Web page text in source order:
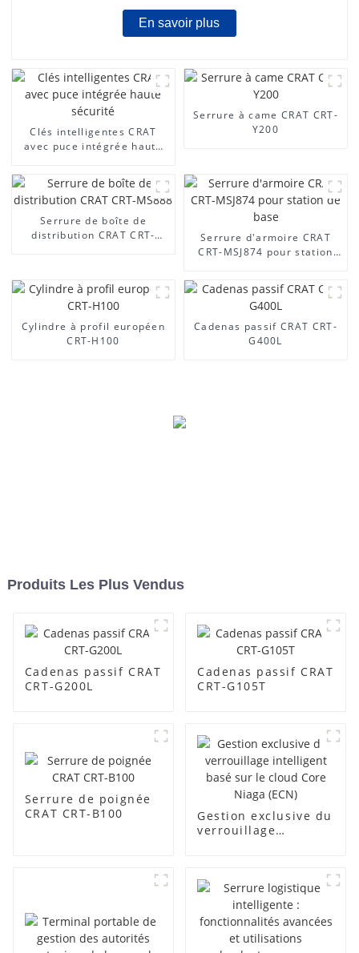
En savoir plus
Clés intelligentes CRAT
avec puce intégrée haute
Serrure à came CRAT CRT-
Y200
Serrure de boîte de
distribution CRAT CRT-
Serrure d'armoire CRAT
CRT-MSJ874 pour station
Cylindre à profil européen
CRT-H100
Cadenas passif CRAT CRT-
G400L
Produits Les Plus Vendus
Cadenas passif CRAT
CRT-G200L
Cadenas passif CRAT
CRT-G105T
Serrure de poignée
CRAT CRT-B100
Gestion exclusive du
verrouillage